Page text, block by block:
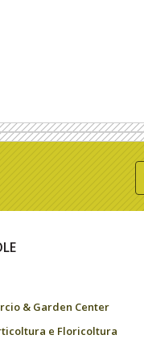
& Garden Center
e Floricoltura